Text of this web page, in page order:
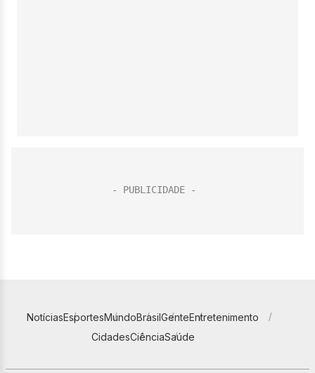
NotíciasEsportesMundoBrasilGenteEntretenimento
CidadesCiênciaSaúde